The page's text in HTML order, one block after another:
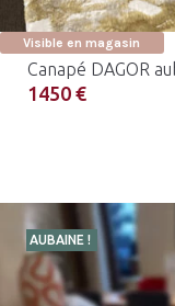
Visible en magasin
Canapé DAGOR
1450 €
AUBAINE !